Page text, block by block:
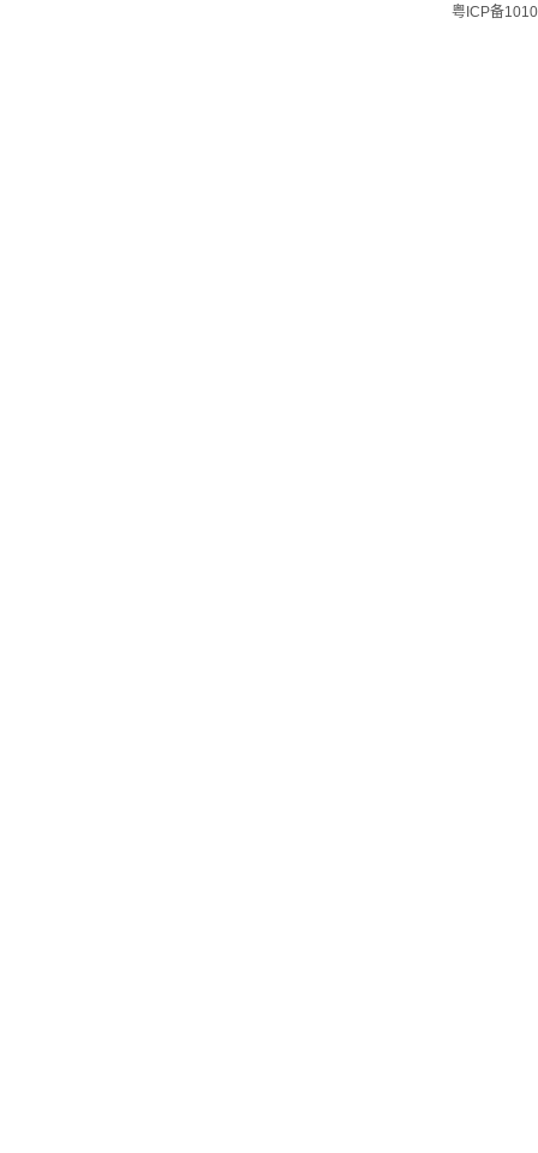
粤ICP备